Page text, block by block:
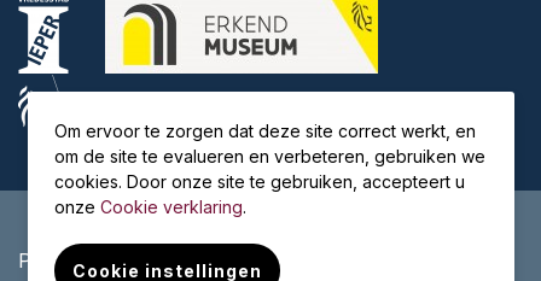
Privacybeleid
Algemene voorwaarden
Om ervoor te zorgen dat deze site correct werkt, en
om de site te evalueren en verbeteren, gebruiken we
cookies. Door onze site te gebruiken, accepteert u
onze Cookie verklaring.
Cookie instellingen